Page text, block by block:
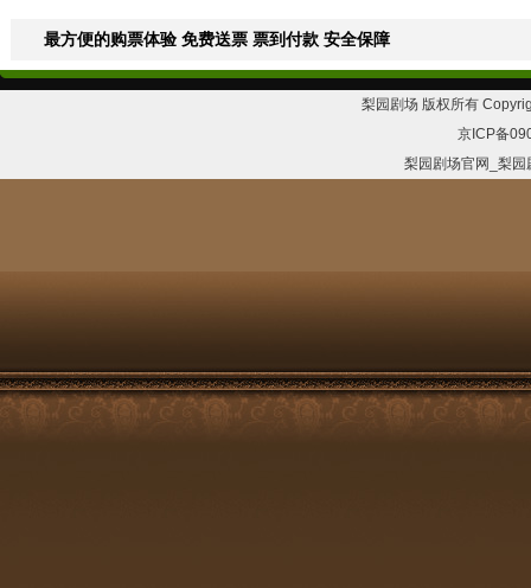
最方便的购票体验 免费送票 票到付款 安全保障
梨园剧场 版权所有
京ICP备
梨园剧场官网_梨